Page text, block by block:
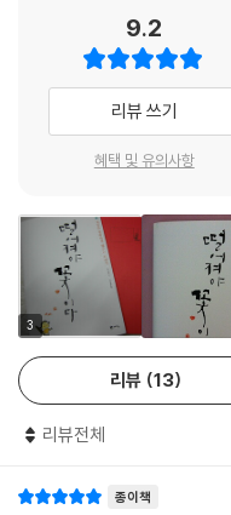
달호에게 공부만 힘쓰라고 당
을 바꿔 읽으며, 서로에게 고
먹을 것을 줄여 오빠의 뒷바
마 그냥 건넬 수 없어 그 부분
그 부분에 굵은 눈물 방울을
조금은 모자라지만 착하고
복이 아재는 자기 것은 챙길
면 온동네 굴뚝을 고쳐주고
계속 연기가 나지 않자 이웃
웅크리고 있는 복이 아재와 아
다. 그날부터 복이 아재 집 부
득하게 놓여 있는데…….
「붕어빵」
수도 있다. 하루에도 몇 번씩
이기에 등장인물들은 읽는 이
이 책은 떨어진 꽃에서 피어
허망하거나 허전하거나 아쉽
하여튼 우리의 현재가 어떻더
태 따뜻한 온기가 남아있음을
9.2
리뷰 쓰기
혜택 및 유의사항
3
리뷰 13
리뷰전체
종이책